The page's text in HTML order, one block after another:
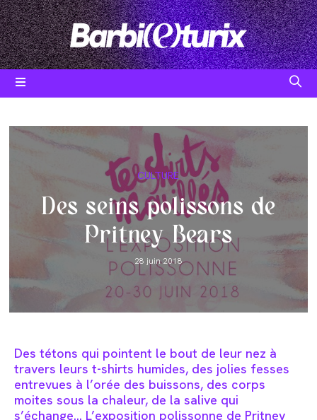
Skip
to
content
Post
category:
CULTURE
Des seins polissons de
Pritney Bears
Post
published:
28 juin 2018
Des tétons qui pointent le bout de leur nez à
travers leurs t-shirts humides, des jolies fesses
entrevues à l’orée des buissons, des corps
moites sous la chaleur, de la salive qui
s’échange… L’exposition polissonne de Pritney